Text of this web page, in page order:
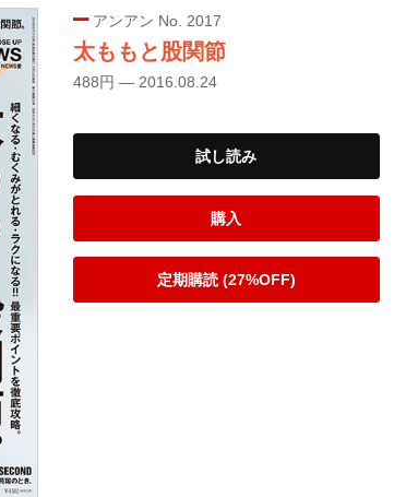
アンアン No. 2017
太ももと股関節
488円 — 2016.08.24
試し読み
購入
定期購読 (27%OFF)